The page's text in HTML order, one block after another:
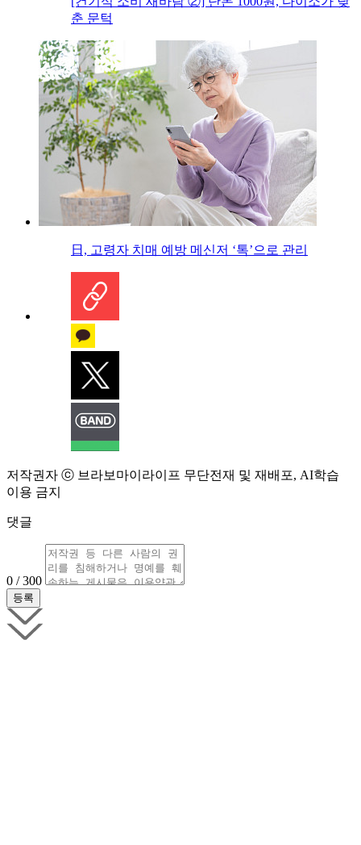
춘 문턱
日, 고령자 치매 예방 메신저 ‘톡’으로 관리
저작권자 ⓒ 브라보마이라이프 무단전재 및 재배포, AI학습
이용 금지
댓글
0 / 300